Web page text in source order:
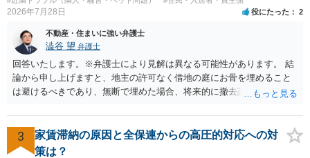
大家さんが契約違反を口実に、将来の更新時に更新料の上乗せを要求
したり、立ち退きを迫る材料に使ったりする可能性は否定できませ
ん。
2026年7月28日 役にたった 2
不動産・住まいに強い弁護士
澁谷 望 弁護士
回答いたします。※弁護士により見解は異なる可能性があります。 結
論から申し上げますと、地主の許可なく借地の庭にお骨を埋めること
は避けるべきであり、無断で埋めた場合、将来的に撤去請求や退去時
上、自分のペットの遺骨を埋める行為自体は墓地埋葬法違反や不法投
棄には該当しないため、犯罪になるわけではありません。しかし、建
物の所有者は質問者様であっても、土地の所有権はあくまで地主にあ
3
家賃滞納の原因と全保連からの高圧的対応への対
策は？